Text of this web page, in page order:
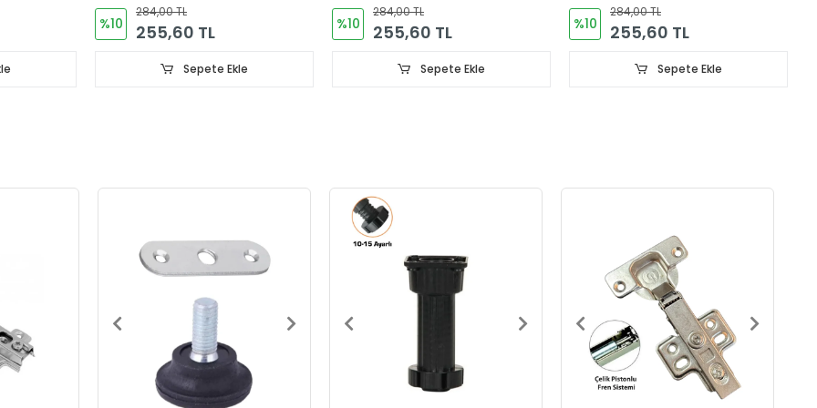
%10
284,00 TL
255,60 TL
Sepete Ekle
%10
284,00 TL
255,60 TL
Sepete Ekle
%10
284,00 TL
255,60 TL
Sepete Ekle